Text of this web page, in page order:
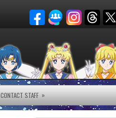
CONTACT STAFF »